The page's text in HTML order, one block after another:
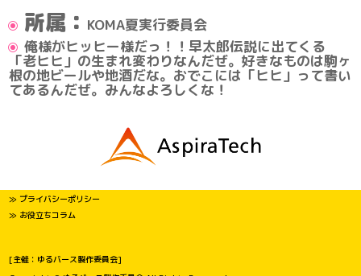
所属： KOMA夏実行委員会
俺様がヒッヒー様だっ！！早太郎伝説に出てくる
「老ヒヒ」の生まれ変わりなんだぜ。好きなものは駒ヶ
根の地ビールや地酒だな。おでこには「ヒヒ」って書い
てあるんだぜ。みんなよろしくな！
≫ プライバシーポリシー
≫ お役立ちコラム
[主催：ゆるバース製作委員会]